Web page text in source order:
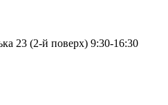
23 (2-й поверх) 9:30-16:30